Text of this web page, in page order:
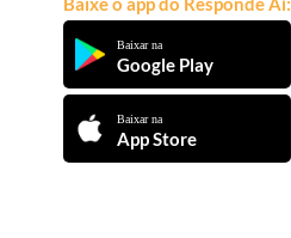
Baixar na
Google Play
Baixar na
App Store